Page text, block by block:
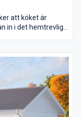
att köket är
in i det hemtrevliga
är öppet
breder ut
som det stora
Trubaduren
för barnen och